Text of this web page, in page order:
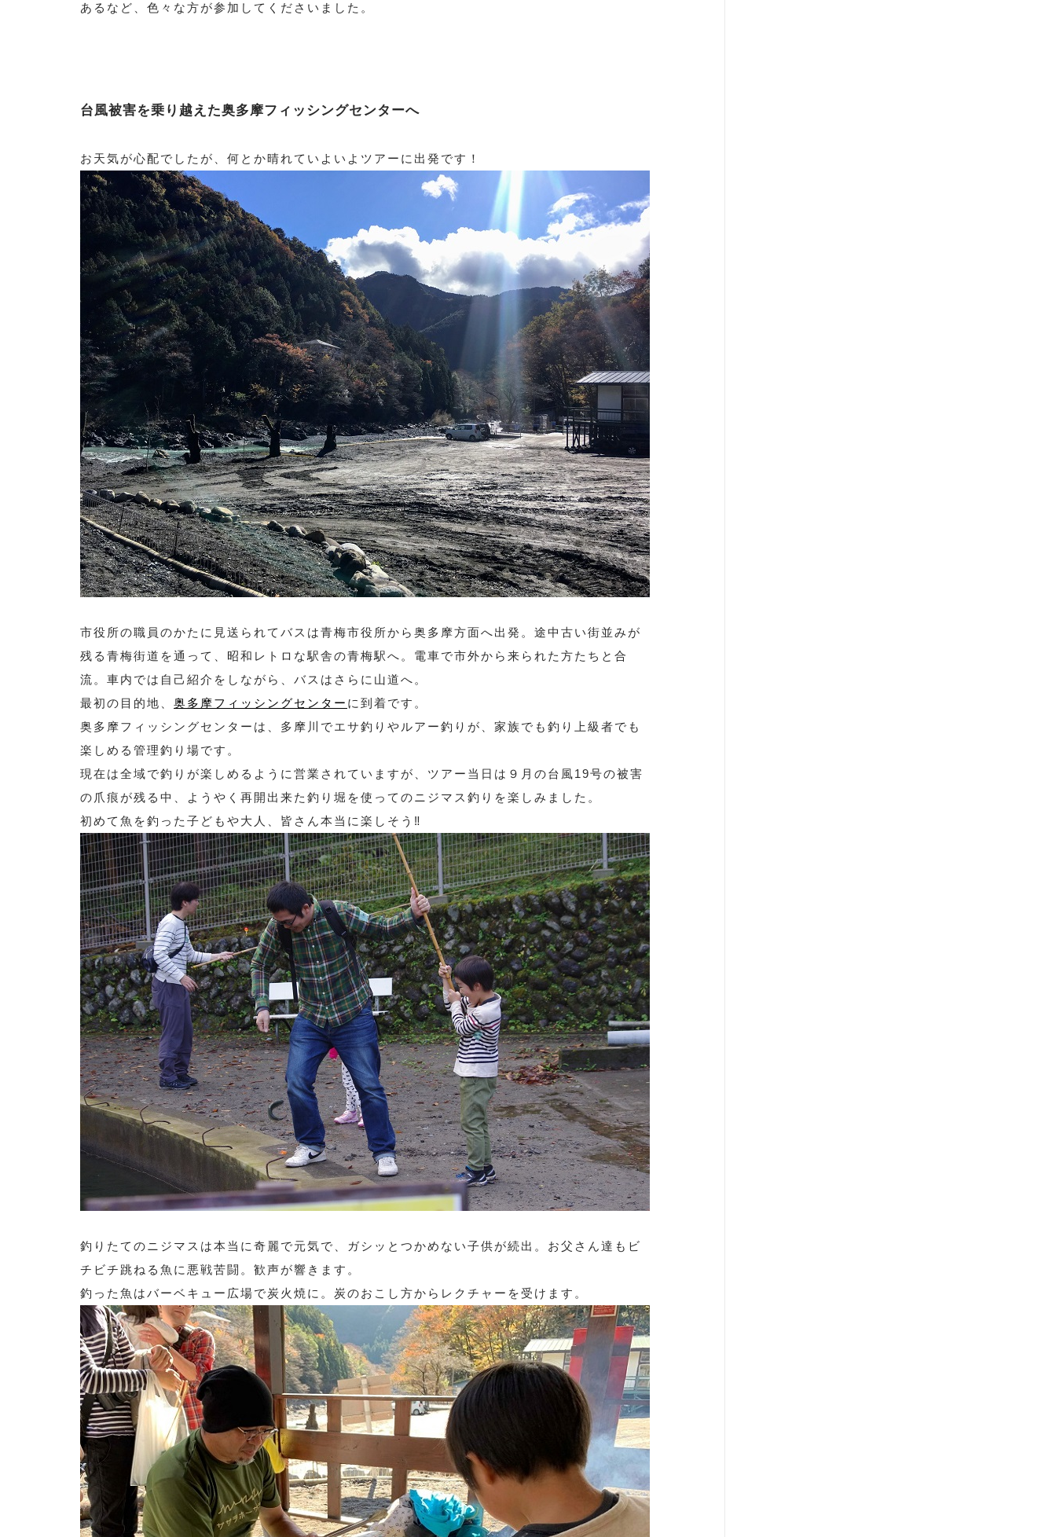
あるなど、色々な方が参加してくださいました。
台風被害を乗り越えた奥多摩フィッシングセンターへ
お天気が心配でしたが、何とか晴れていよいよツアーに出発です！
市役所の職員のかたに見送られてバスは青梅市役所から奥多摩方面へ出発。途中古い街並みが
残る青梅街道を通って、昭和レトロな駅舎の青梅駅へ。電車で市外から来られた方たちと合
流。車内では自己紹介をしながら、バスはさらに山道へ。
最初の目的地、 奥多摩フィッシングセンター に到着です。
奥多摩フィッシングセンターは、多摩川でエサ釣りやルアー釣りが、家族でも釣り上級者でも
楽しめる管理釣り場です。
現在は全域で釣りが楽しめるように営業されていますが、ツアー当日は９月の台風19号の被害
の爪痕が残る中、ようやく再開出来た釣り堀を使ってのニジマス釣りを楽しみました。
初めて魚を釣った子どもや大人、皆さん本当に楽しそう‼
釣りたてのニジマスは本当に奇麗で元気で、ガシッとつかめない子供が続出。お父さん達もビ
チビチ跳ねる魚に悪戦苦闘。歓声が響きます。
釣った魚はバーベキュー広場で炭火焼に。炭のおこし方からレクチャーを受けます。